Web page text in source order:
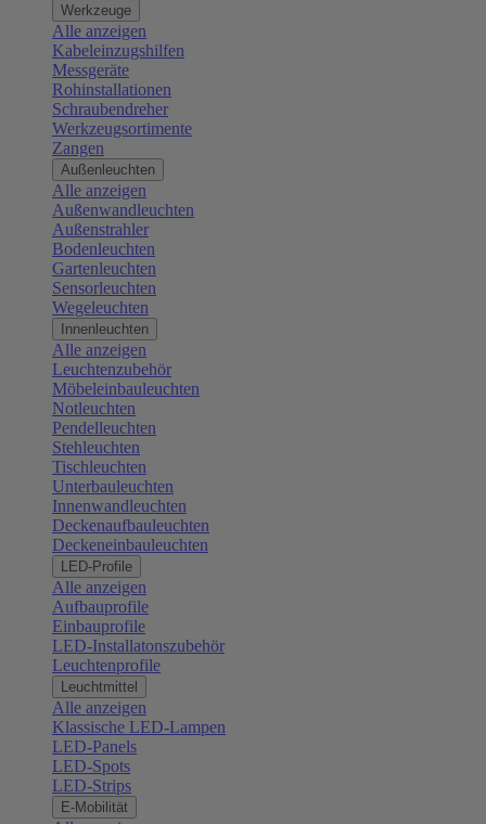
Werkzeuge
Alle anzeigen
Kabeleinzugshilfen
Messgeräte
Rohinstallationen
Schraubendreher
Werkzeugsortimente
Zangen
Außenleuchten
Alle anzeigen
Außenwandleuchten
Außenstrahler
Bodenleuchten
Gartenleuchten
Sensorleuchten
Wegeleuchten
Innenleuchten
Alle anzeigen
Leuchtenzubehör
Möbeleinbauleuchten
Notleuchten
Pendelleuchten
Stehleuchten
Tischleuchten
Unterbauleuchten
Innenwandleuchten
Deckenaufbauleuchten
Deckeneinbauleuchten
LED-Profile
Alle anzeigen
Aufbauprofile
Einbauprofile
LED-Installatonszubehör
Leuchtenprofile
Leuchtmittel
Alle anzeigen
Klassische LED-Lampen
LED-Panels
LED-Spots
LED-Strips
E-Mobilität